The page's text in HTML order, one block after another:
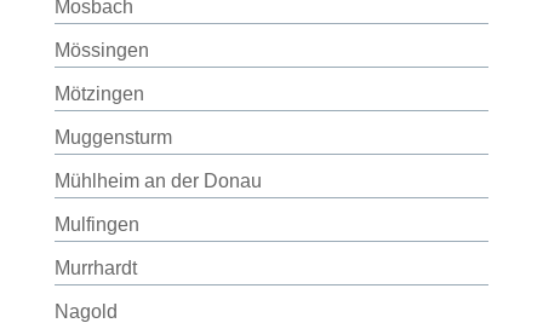
Mosbach
Mössingen
Mötzingen
Muggensturm
Mühlheim an der Donau
Mulfingen
Murrhardt
Nagold